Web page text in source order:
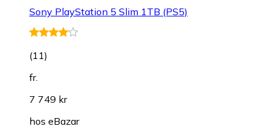
Sony PlayStation 5 Slim 1TB (PS5)
(11)
fr.
7 749 kr
hos eBazar